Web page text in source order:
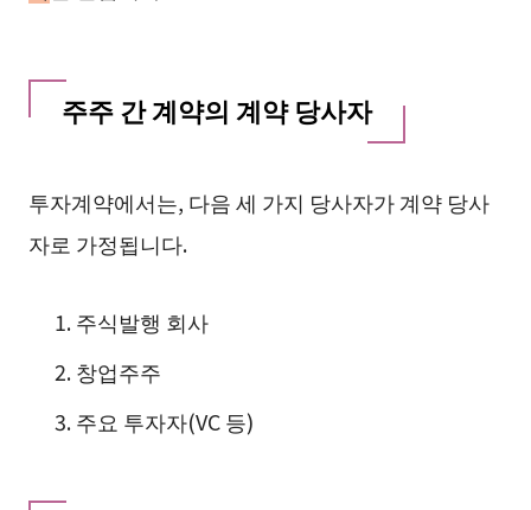
주주 간 계약의 계약 당사자
투자계약에서는, 다음 세 가지 당사자가 계약 당사
자로 가정됩니다.
주식발행 회사
창업주주
주요 투자자(VC 등)